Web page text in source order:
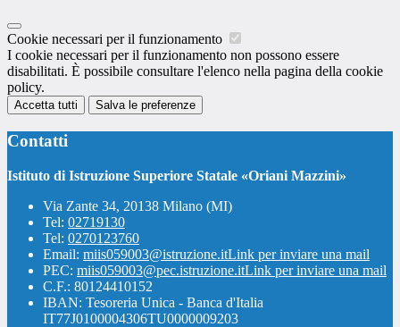
Cookie necessari per il funzionamento
I cookie necessari per il funzionamento non possono essere
disabilitati. È possibile consultare l'elenco nella pagina della cookie
policy.
Accetta tutti Salva le preferenze
Contatti
Istituto di Istruzione Superiore Statale «Oriani Mazzini»
Via Zante 34, 20138 Milano (MI)
Tel: 02719130
Tel: 0270123760
Email: miis059003@istruzione.itLink per inviare una mail
PEC: miis059003@pec.istruzione.itLink per inviare una mail
C.F.: 80124410152
IBAN: Tesoreria Unica - Banca d'Italia
IT77J0100004306TU0000009203